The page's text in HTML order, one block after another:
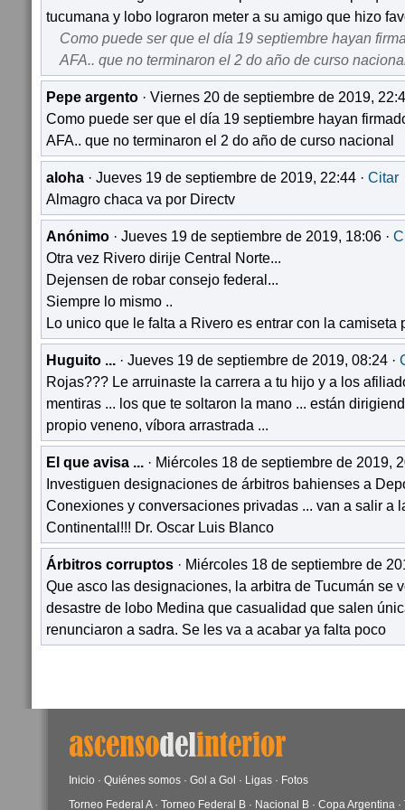
tucumana y lobo lograron meter a su amigo que hizo
Como puede ser que el día 19 septiembre hayan
AFA.. que no terminaron el 2 do año de curso
Pepe argento · Viernes 20 de septiembre de 2019,
Como puede ser que el día 19 septiembre hayan
AFA.. que no terminaron el 2 do año de curso nacional
aloha · Jueves 19 de septiembre de 2019, 22:44 · Citar
Almagro chaca va por Directv
Anónimo · Jueves 19 de septiembre de 2019, 18:06 ·
Otra vez Rivero dirije Central Norte...
Dejensen de robar consejo federal...
Siempre lo mismo ..
Lo unico que le falta a Rivero es entrar con la camiseta
Huguito ... · Jueves 19 de septiembre de 2019, 08:24 ·
Rojas??? Le arruinaste la carrera a tu hijo y a los
mentiras ... los que te soltaron la mano ... están
propio veneno, víbora arrastrada ...
El que avisa ... · Miércoles 18 de septiembre de 2019,
Investiguen designaciones de árbitros bahienses a
Conexiones y conversaciones privadas ... van a salir a
Continental!!! Dr. Oscar Luis Blanco
Árbitros corruptos · Miércoles 18 de septiembre de
Que asco las designaciones, la arbitra de Tucumán se
desastre de lobo Medina que casualidad que salen
renunciaron a sadra. Se les va a acabar ya falta poco
Inicio · Quiénes somos · Gol a Gol · Ligas · Fotos
Torneo Federal A· Torneo Federal B · Nacional B · Copa Argentina ·